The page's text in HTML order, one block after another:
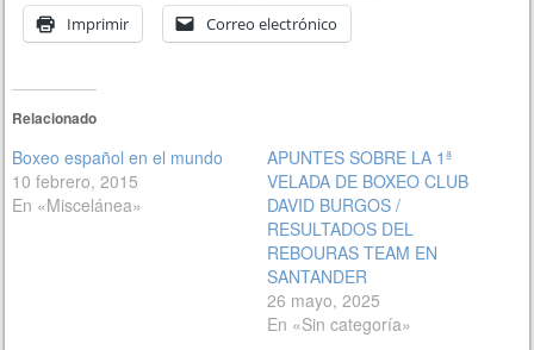
Imprimir Correo electrónico
Relacionado
Boxeo español en el mundo
10 febrero, 2015
En «Miscelánea»
APUNTES SOBRE LA 1ª
VELADA DE BOXEO CLUB
DAVID BURGOS /
RESULTADOS DEL
REBOURAS TEAM EN
SANTANDER
26 mayo, 2025
En «Sin categoría»